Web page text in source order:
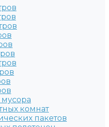
мусора
комнат
пакетов